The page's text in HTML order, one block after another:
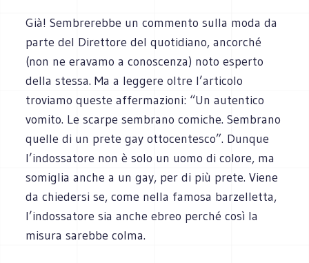
Già! Sembrerebbe un commento sulla moda da
parte del Direttore del quotidiano, ancorché
(non ne eravamo a conoscenza) noto esperto
della stessa. Ma a leggere oltre l’articolo
troviamo queste affermazioni: “Un autentico
vomito. Le scarpe sembrano comiche. Sembrano
quelle di un prete gay ottocentesco”. Dunque
l’indossatore non è solo un uomo di colore, ma
somiglia anche a un gay, per di più prete. Viene
da chiedersi se, come nella famosa barzelletta,
l’indossatore sia anche ebreo perché così la
misura sarebbe colma.